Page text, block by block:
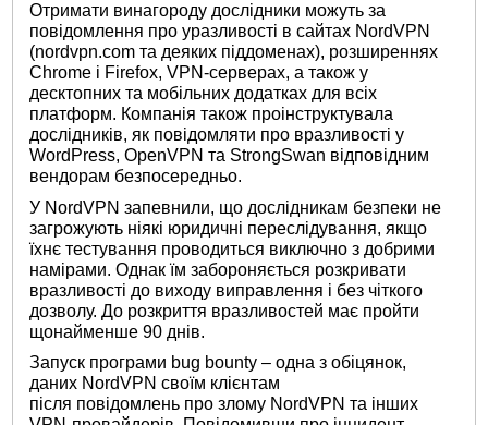
Отримати винагороду дослідники можуть за
повідомлення про уразливості в сайтах NordVPN
(nordvpn.com та деяких піддоменах), розширеннях
Chrome і Firefox, VPN-серверах, а також у
десктопних та мобільних додатках для всіх
платформ. Компанія також проінструктувала
дослідників, як повідомляти про вразливості у
WordPress, OpenVPN та StrongSwan відповідним
вендорам безпосередньо.
У NordVPN запевнили, що дослідникам безпеки не
загрожують ніякі юридичні переслідування, якщо
їхнє тестування проводиться виключно з добрими
намірами. Однак їм забороняється розкривати
вразливості до виходу виправлення і без чіткого
дозволу. До розкриття вразливостей має пройти
щонайменше 90 днів.
Запуск програми bug bounty – одна з обіцянок,
даних NordVPN своїм клієнтам
після повідомлень про злому NordVPN та інших